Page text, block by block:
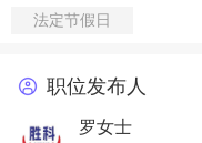
法定节假日
职位发布人
罗女士